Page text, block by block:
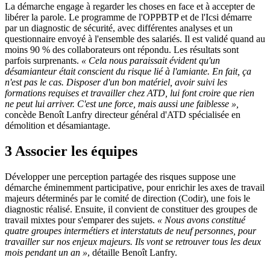
La démarche engage à regarder les choses en face et à accepter de
libérer la parole. Le programme de l'OPPBTP et de l'Icsi démarre
par un diagnostic de sécurité, avec différentes analyses et un
questionnaire envoyé à l'ensemble des salariés. Il est validé quand au
moins 90 % des collaborateurs ont répondu. Les résultats sont
parfois surprenants. « Cela nous paraissait évident qu'un
désamianteur était conscient du risque lié à l'amiante. En fait, ça
n'est pas le cas. Disposer d'un bon matériel, avoir suivi les
formations requises et travailler chez ATD, lui font croire que rien
ne peut lui arriver. C'est une force, mais aussi une faiblesse »,
concède Benoît Lanfry directeur général d'ATD spécialisée en
démolition et désamiantage.
3 Associer les équipes
Développer une perception partagée des risques suppose une
démarche éminemment participative, pour enrichir les axes de travail
majeurs déterminés par le comité de direction (Codir), une fois le
diagnostic réalisé. Ensuite, il convient de constituer des groupes de
travail mixtes pour s'emparer des sujets. « Nous avons constitué
quatre groupes intermétiers et interstatuts de neuf personnes, pour
travailler sur nos enjeux majeurs. Ils vont se retrouver tous les deux
mois pendant un an », détaille Benoît Lanfry.